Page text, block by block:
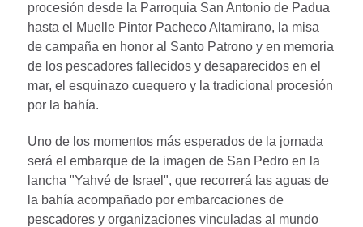
procesión desde la Parroquia San Antonio de Padua
hasta el Muelle Pintor Pacheco Altamirano, la misa
de campaña en honor al Santo Patrono y en memoria
de los pescadores fallecidos y desaparecidos en el
mar, el esquinazo cuequero y la tradicional procesión
por la bahía.
Uno de los momentos más esperados de la jornada
será el embarque de la imagen de San Pedro en la
lancha "Yahvé de Israel", que recorrerá las aguas de
la bahía acompañado por embarcaciones de
pescadores y organizaciones vinculadas al mundo